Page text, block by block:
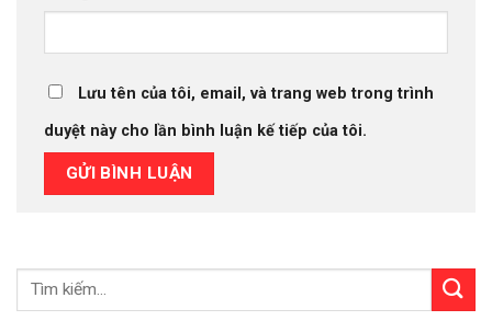
Lưu tên của tôi, email, và trang web trong trình
duyệt này cho lần bình luận kế tiếp của tôi.